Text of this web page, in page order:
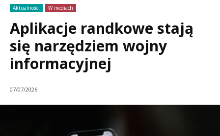
Aktualności W mediach
Aplikacje randkowe stają
się narzędziem wojny
informacyjnej
07/07/2026